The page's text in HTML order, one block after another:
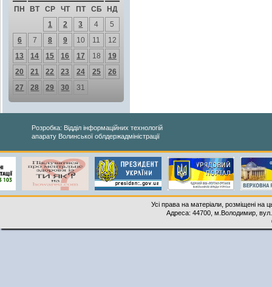
ПН ВТ СР ЧТ ПТ СБ
НД
1
2 3 4
5
6
7 8 9 10 11
12
13
14 15 16 17 18
19
20
21 22 23 24 25
26
27
28 29 30 31
Розробка: Відділ інформаційних технологій
апарату Волинської облдержадміністрації
Усі права на матеріали, розміщені на
Адреса: 44700, м.Володимир,